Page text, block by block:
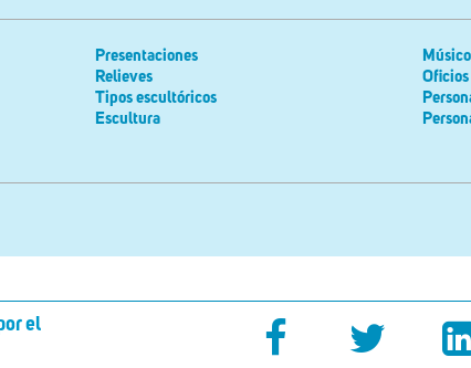
Presentaciones
Relieves
Tipos escultóricos
Escultura
Oficios
el